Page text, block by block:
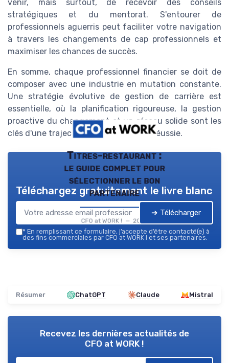
venir, mais surtout, de recevoir des conseils
stratégiques et du mentorat. S'entourer de
professionnels aguerris peut faciliter votre navigation
à travers les changements de cap professionnels et
maximiser les chances de succès.
En somme, chaque professionnel financier se doit de
composer avec une industrie en mutation constante.
Une stratégie évolutive de gestion de carrière est
essentielle, où la planification rigoureuse, la gestion
proactive du changement et un réseau solide sont les
clés d'une trajectoire professionnelle réussie.
Titres-restaurant :
le guide complet pour
sélectionner le bon
partenaire
CFO at WORK ! — 2026
Téléchargez gratuitement le livre blanc
➔ Télécharger
* En remplissant ce formulaire, j’accepte d’être contacté(e) à
des fins commerciales par CFO at WORK ! et ses partenaires.
Résumer ChatGPT Claude Mistral
Recevez les dernières actualités de
CFO at WORK !